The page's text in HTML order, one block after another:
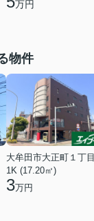
万円
物件
大牟田市大正町１丁目
1K (17.20㎡)
3万円